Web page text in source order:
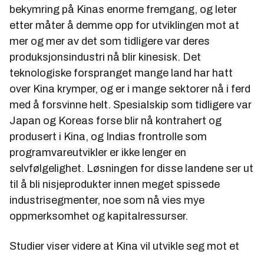
bekymring på Kinas enorme fremgang, og leter
etter måter å demme opp for utviklingen mot at
mer og mer av det som tidligere var deres
produksjonsindustri nå blir kinesisk. Det
teknologiske forspranget mange land har hatt
over Kina krymper, og er i mange sektorer nå i ferd
med å forsvinne helt. Spesialskip som tidligere var
Japan og Koreas forse blir nå kontrahert og
produsert i Kina, og Indias frontrolle som
programvareutvikler er ikke lenger en
selvfølgelighet. Løsningen for disse landene ser ut
til å bli nisjeprodukter innen meget spissede
industrisegmenter, noe som nå vies mye
oppmerksomhet og kapitalressurser.
Studier viser videre at Kina vil utvikle seg mot et